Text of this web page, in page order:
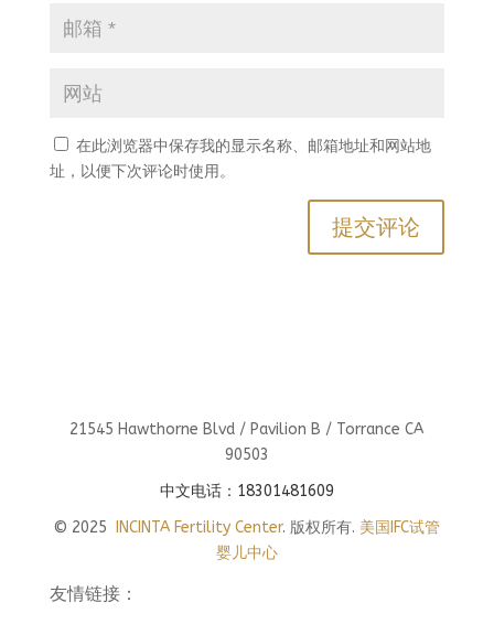
在此浏览器中保存我的显示名称、邮箱地址和网站地
址，以便下次评论时使用。
21545 Hawthorne Blvd / Pavilion B / Torrance CA
90503
中文电话：18301481609
© 2025
INCINTA Fertility Center. 版权所有. 美国IFC试管
婴儿中心
友情链接：